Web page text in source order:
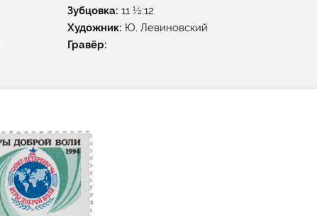
Зубцовка:11 ½:12
Художник: Ю. Левиновский
Гравёр: